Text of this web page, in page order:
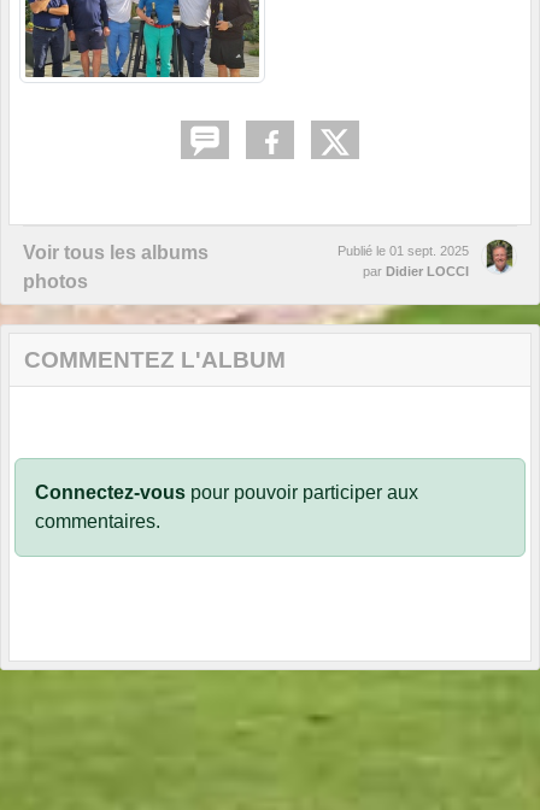
Voir tous les albums
photos
Publié le 01 sept. 2025
par Didier LOCCI
COMMENTEZ L'ALBUM
Connectez-vous pour pouvoir participer aux
commentaires.